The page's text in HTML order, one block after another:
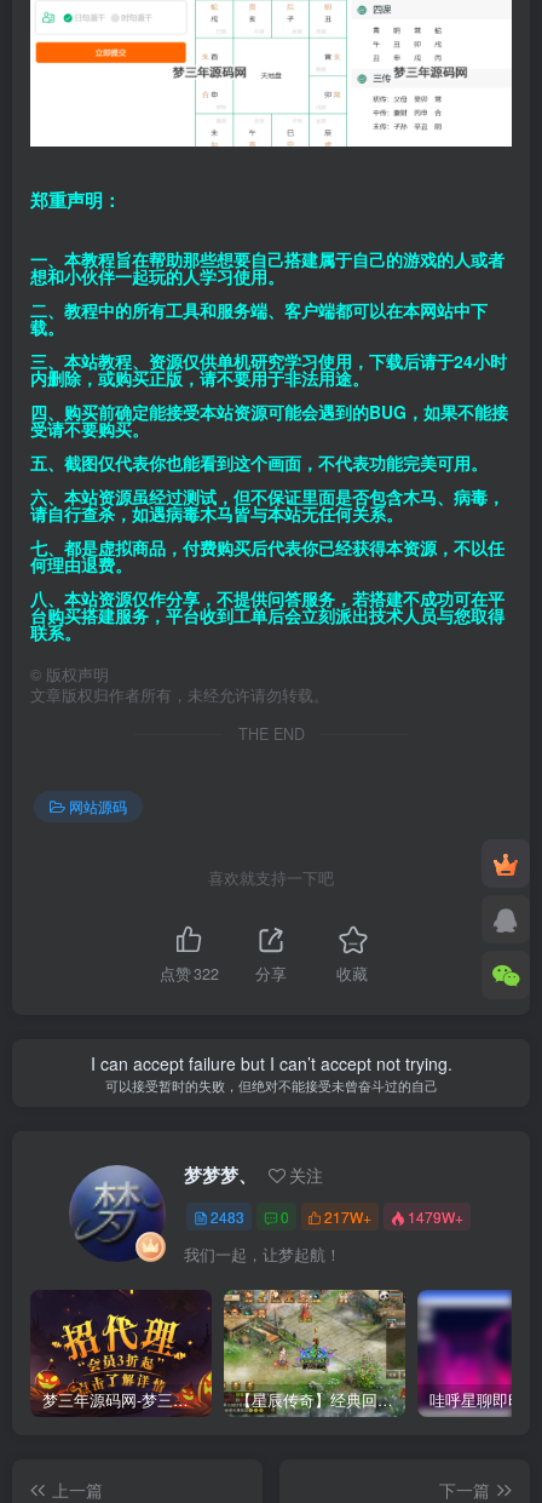
郑重声明：
一、本教程旨在帮助那些想要自己搭建属于自己的游戏的人或者
想和小伙伴一起玩的人学习使用。
二、教程中的所有工具和服务端、客户端都可以在本网站中下
载。
三、本站教程、资源仅供单机研究学习使用，下载后请于24小时
内删除，或购买正版，请不要用于非法用途。
四、购买前确定能接受本站资源可能会遇到的BUG，如果不能接
受请不要购买。
五、截图仅代表你也能看到这个画面，不代表功能完美可用。
六、本站资源虽经过测试，但不保证里面是否包含木马、病毒，
请自行查杀，如遇病毒木马皆与本站无任何关系。
七、都是虚拟商品，付费购买后代表你已经获得本资源，不以任
何理由退费。
八、本站资源仅作分享，不提供问答服务，若搭建不成功可在平
台购买搭建服务，平台收到工单后会立刻派出技术人员与您取得
联系。
© 版权声明
文章版权归作者所有，未经允许请勿转载。
THE END
网站源码
喜欢就支持一下吧
点赞322 分享 收藏
I can accept failure but I can’t accept not trying.
可以接受暂时的失败，但绝对不能接受未曾奋斗过的自己
梦梦梦、 关注
2483 0 217W+ 1479W+
我们一起，让梦起航！
梦三年源码网-梦三年ym会员代理详情 【星辰传奇】经典回合制手游+安卓端+GM工具+详细搭建教程
上一篇
下一篇